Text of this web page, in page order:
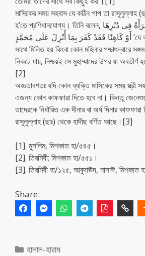
মাসিকের সময় সহবাস যে কঠিন পাপ তা রাসূলুল্লাহ
হ’তে প্রণিধানযোগ্য। তিনি বলেন, مَنْ أَتَى حَائِضًا أَوِ امْرَأَةً فِى دُبُرِهَا
أَوْ كَاهِنًا فَقَدْ كَفَرَ بِمَا أُنْزِلَ عَلَى مُحَمَّدٍ ‘যে ব্যক্তি কোন ঋতুবতীর
সাথে মিলিত হয় কিংবা কোন মহিলার পশ্চাৎদ্বারে
নিকটে যায়, নিশ্চয়ই সে মুহাম্মাদের উপর যা অবতীর্ণ
[2]
অজ্ঞতাবশতঃ যদি কোন ব্যক্তি মাসিকের সময় স্ত্রী
এজন্য কোন কাফফারা দিতে হবে না। কিন্তু
তাদেরকে নির্ধারিত এক দীনার বা অর্ধ দিনার
রাসূলুল্লাহ (ছাঃ) থেকে হাদীছ বর্ণিত আছে।[3]
[1]. মুসলিম, মিশকাত হা/৫৪৫।
[2]. তিরমিযী; মিশকাত হা/৫৫১।
[3]. তিরমিযী হা/১২৫, আবুদাঊদ, নাসাঈ, মিশকাত
Share:
Categories
হালাল-হারাম